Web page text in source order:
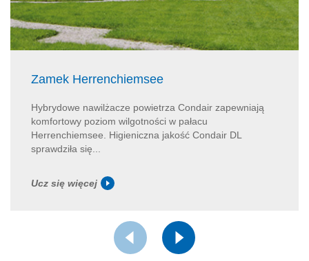
Zamek Herrenchiemsee
Hybrydowe nawilżacze powietrza Condair zapewniają
komfortowy poziom wilgotności w pałacu
Herrenchiemsee. Higieniczna jakość Condair DL
sprawdziła się...
Ucz się więcej